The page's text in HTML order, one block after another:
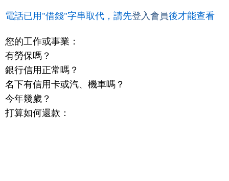
電話已用"借錢"字串取代，請先登入會員後才能查看
您的工作或事業：
有勞保嗎？
銀行信用正常嗎？
名下有信用卡或汽、機車嗎？
今年幾歲？
打算如何還款：